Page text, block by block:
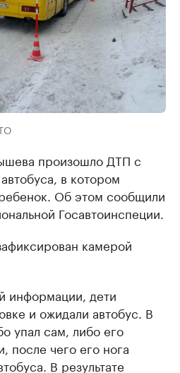
произошло ДТП с
в котором
Об этом сообщили
Госавтоинспеции.
камерой
информации, дети
и ожидали автобус. В
упал сам, либо его
после чего его нога
В результате